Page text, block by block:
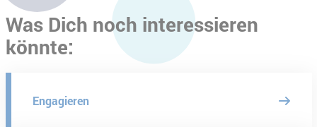
Was Dich noch interessieren
könnte:
Engagieren